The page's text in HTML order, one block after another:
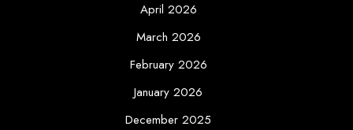
April 2026
March 2026
February 2026
January 2026
December 2025